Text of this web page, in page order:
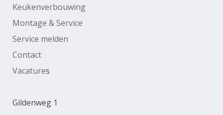
Keukenverbouwing
Montage & Service
Service melden
Contact
Vacatures
Gildenweg 1